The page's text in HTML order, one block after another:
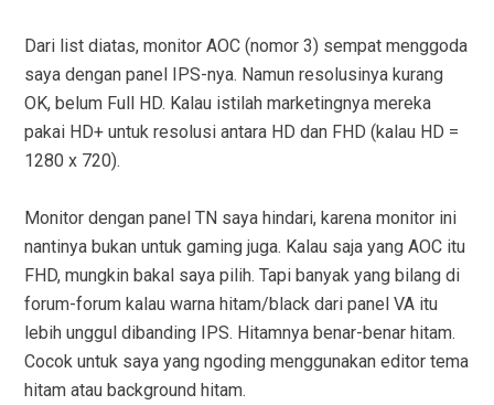
Dari list diatas, monitor AOC (nomor 3) sempat menggoda
saya dengan panel IPS-nya. Namun resolusinya kurang
OK, belum Full HD. Kalau istilah marketingnya mereka
pakai HD+ untuk resolusi antara HD dan FHD (kalau HD =
1280 x 720).
Monitor dengan panel TN saya hindari, karena monitor ini
nantinya bukan untuk gaming juga. Kalau saja yang AOC itu
FHD, mungkin bakal saya pilih. Tapi banyak yang bilang di
forum-forum kalau warna hitam/black dari panel VA itu
lebih unggul dibanding IPS. Hitamnya benar-benar hitam.
Cocok untuk saya yang ngoding menggunakan editor tema
hitam atau background hitam.